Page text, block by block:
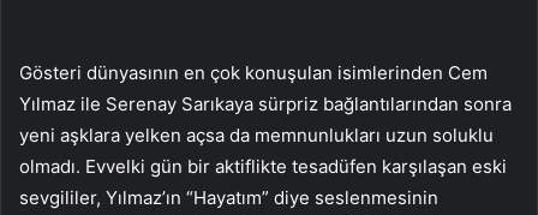
Gösteri dünyasının en çok konuşulan isimlerinden Cem
Yılmaz ile Serenay Sarıkaya sürpriz bağlantılarından sonra
yeni aşklara yelken açsa da memnunlukları uzun soluklu
olmadı. Evvelki gün bir aktiflikte tesadüfen karşılaşan eski
sevgililer, Yılmaz’ın “Hayatım” diye seslenmesinin